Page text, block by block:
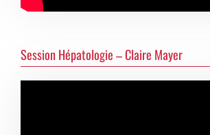
Session Hépatologie – Claire Mayer